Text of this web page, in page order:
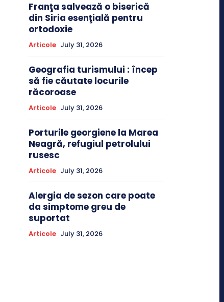
Franţa salvează o biserică
din Siria esenţială pentru
ortodoxie
Articole July 31, 2026
Geografia turismului : încep
să fie căutate locurile
răcoroase
Articole July 31, 2026
Porturile georgiene la Marea
Neagră, refugiul petrolului
rusesc
Articole July 31, 2026
Alergia de sezon care poate
da simptome greu de
suportat
Articole July 31, 2026